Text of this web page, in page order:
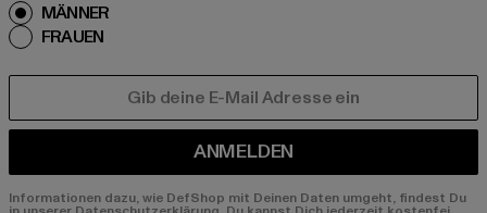
MÄNNER
FRAUEN
ANMELDEN
Informationen dazu, wie DefShop mit Deinen Daten umgeht, findest Du